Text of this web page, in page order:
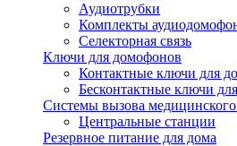
Аудиотрубки
Комплекты
Селекторная связь
Ключи для домофонов
Контактные ключи для
Бесконтактные ключи
Системы вызова медицинского
Центральные станции
Резервное питание для дома